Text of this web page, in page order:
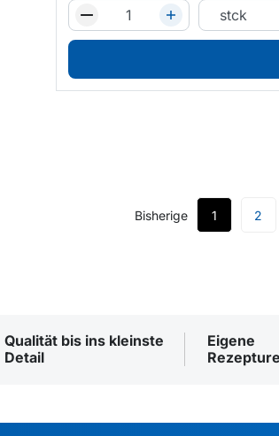
Bisherige 1 2
Qualität bis ins kleinste
Detail
Eigene